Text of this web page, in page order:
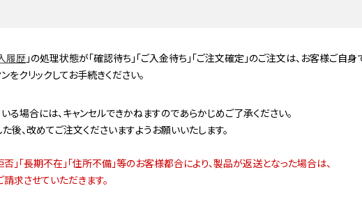
履歴」の処理状態が「確認待ち」「ご入金待ち」「ご注文確定」のご注文は、お客様ご自
クリックしてお手続きください。
場合には、キャンセルできかねますのであらかじめご了承ください。
、改めてご注文くださいますようお願いいたします。
」「長期不在」「住所不備」等のお客様都合により、製品が返送となった場合は、
求させていただきます。